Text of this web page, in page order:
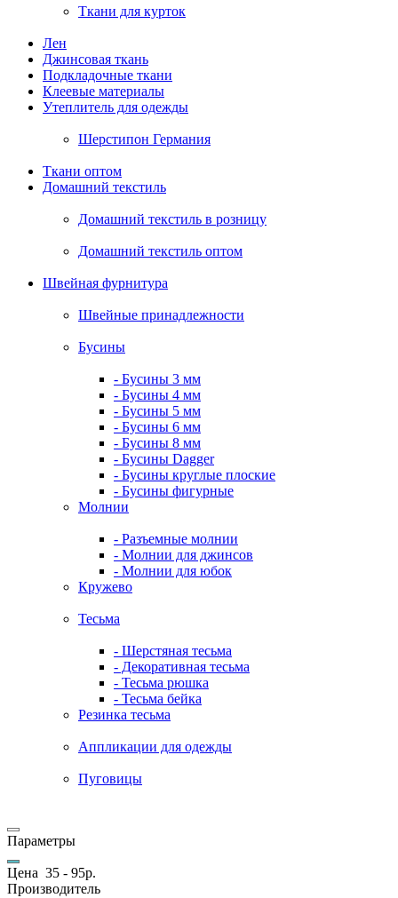
Ткани для курток
Лен
Джинсовая ткань
Подкладочные ткани
Клеевые материалы
Утеплитель для одежды
Шерстипон Германия
Ткани оптом
Домашний текстиль
Домашний текстиль в розницу
Домашний текстиль оптом
Швейная фурнитура
Швейные принадлежности
Бусины
- Бусины 3 мм
- Бусины 4 мм
- Бусины 5 мм
- Бусины 6 мм
- Бусины 8 мм
- Бусины Dagger
- Бусины круглые плоские
- Бусины фигурные
Молнии
- Разъемные молнии
- Молнии для джинсов
- Молнии для юбок
Кружево
Тесьма
- Шерстяная тесьма
- Декоративная тесьма
- Тесьма рюшка
- Тесьма бейка
Резинка тесьма
Аппликации для одежды
Пуговицы
Параметры
Цена 35 - 95р.
Производитель